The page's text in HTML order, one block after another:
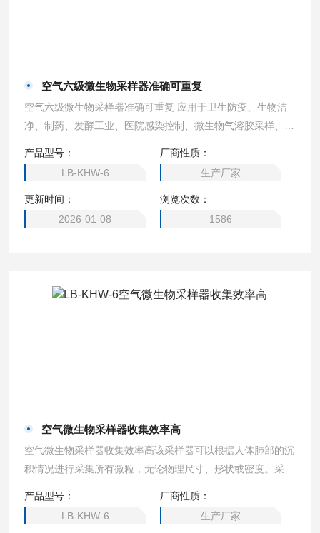
空气六级微生物采样器准确可重复
空气六级微生物采样器准确可重复 应用于卫生防疫、生物洁
净、制药、发酵工业、医院感染控制、微生物气溶胶采样、等
究。
产品型号：
LB-KHW-6
厂商性质：
生产厂家
更新时间：
2026-01-08
浏览次数：
1586
空气微生物采样器收集效率高
空气微生物采样器收集效率高该采样器可以根据人体肺部的沉
积情况进行采集所有微粒，无论物理尺寸、形状或密度。采样
样空气中的微生物粒子，微生物粒子会随气流的撞击留在培养
基上。
产品型号：
LB-KHW-6
厂商性质：
生产厂家